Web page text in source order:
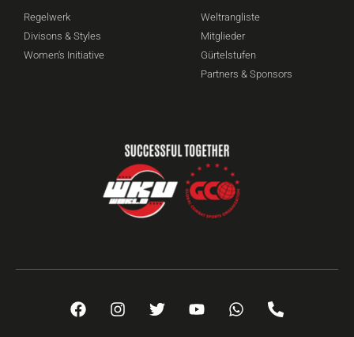
Regelwerk
Divisons & Styles
Women's Initiative
Weltrangliste
Mitglieder
Gürtelstufen
Partners & Sponsors